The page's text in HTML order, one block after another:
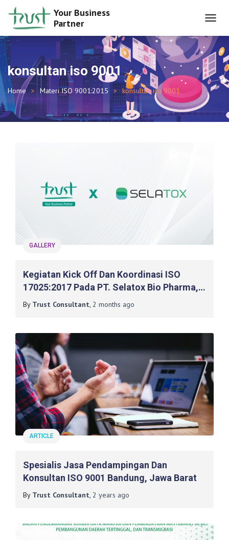
Your Business
Partner
konsultan iso 9001
Home Materi ISO 9001:2015 konsultan iso 9001
GALLERY
Kegiatan Kick Off Dan Koordinasi ISO
17025:2017 Pada PT. Selatox Bio Pharma,
Cikarang
By Trust Consultant, 2 months ago
ARTICLE
Spesialis Jasa Pendampingan Dan
Konsultan ISO 9001 Bandung, Jawa Barat
By Trust Consultant, 2 years ago